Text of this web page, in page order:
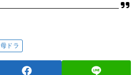
母ドラ